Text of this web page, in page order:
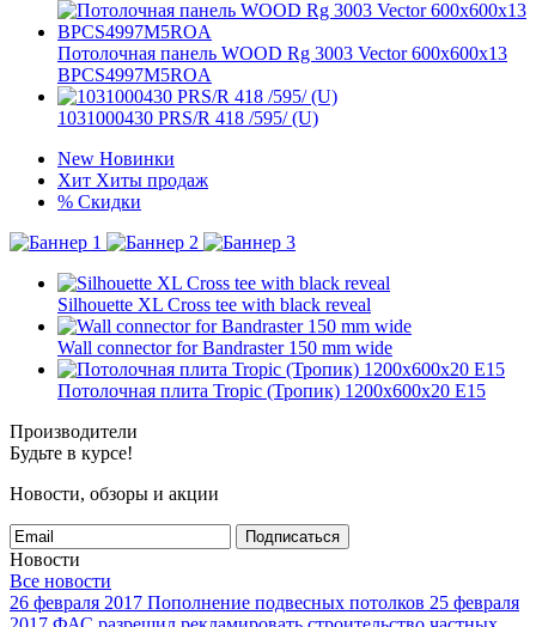
Потолочная панель WOOD Rg 3003 Vector 600x600x13
BPCS4997M5ROA
1031000430 PRS/R 418 /595/ (U)
New Новинки
Хит Хиты продаж
% Скидки
Silhouette XL Cross tee with black reveal
Wall connector for Bandraster 150 mm wide
Потолочная плита Tropic (Тропик) 1200x600x20 E15
Производители
Будьте в курсе!
Новости, обзоры и акции
Подписаться
Новости
Все новости
26 февраля 2017 Пополнение подвесных потолков 25 февраля